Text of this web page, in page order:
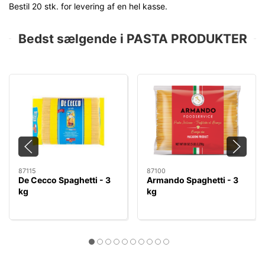
Bestil 20 stk. for levering af en hel kasse.
Bedst sælgende i PASTA PRODUKTER
87115
De Cecco Spaghetti - 3
kg
87100
Armando Spaghetti - 3
kg